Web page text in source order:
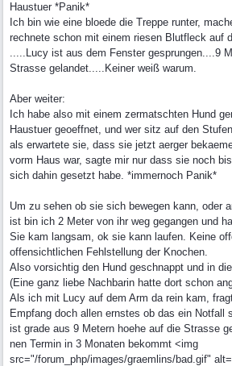
Haustuer *Panik*
Ich bin wie eine bloede die Treppe runter,
rechnete schon mit einem riesen Blutfleck auf
.....Lucy ist aus dem Fenster gesprungen....9
Strasse gelandet.....Keiner weiß warum.
Aber weiter:
Ich habe also mit einem zermatschten Hund
Haustuer geoeffnet, und wer sitz auf den
als erwartete sie, dass sie jetzt aerger
vorm Haus war, sagte mir nur dass sie noch
sich dahin gesetzt habe. *immernoch Panik*
Um zu sehen ob sie sich bewegen kann, oder
ist bin ich 2 Meter von ihr weg gegangen und
Sie kam langsam, ok sie kann laufen. Keine
offensichtlichen Fehlstellung der Knochen.
Also vorsichtig den Hund geschnappt und in
(Eine ganz liebe Nachbarin hatte dort schon
Als ich mit Lucy auf dem Arm da rein kam,
Empfang doch allen ernstes ob das ein Notfall
ist grade aus 9 Metern hoehe auf die Strasse
nen Termin in 3 Monaten bekommt <img
src="/forum_php/images/graemlins/bad.gif"